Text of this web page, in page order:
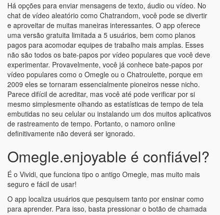
Há opções para enviar mensagens de texto, áudio ou vídeo. No
chat de vídeo aleatório como Chatrandom, você pode se divertir
e aproveitar de muitas maneiras interessantes. O app oferece
uma versão gratuita limitada a 5 usuários, bem como planos
pagos para acomodar equipes de trabalho mais amplas. Esses
não são todos os bate-papos por vídeo populares que você deve
experimentar. Provavelmente, você já conhece bate-papos por
vídeo populares como o Omegle ou o Chatroulette, porque em
2009 eles se tornaram essencialmente pioneiros nesse nicho.
Parece difícil de acreditar, mas você até pode verificar por si
mesmo simplesmente olhando as estatísticas de tempo de tela
embutidas no seu celular ou instalando um dos muitos aplicativos
de rastreamento de tempo. Portanto, o namoro online
definitivamente não deverá ser ignorado.
Omegle.enjoyable é confiável?
É o Vividi, que funciona tipo o antigo Omegle, mas muito mais
seguro e fácil de usar!
O app localiza usuários que pesquisem tanto por ensinar como
para aprender. Para isso, basta pressionar o botão de chamada